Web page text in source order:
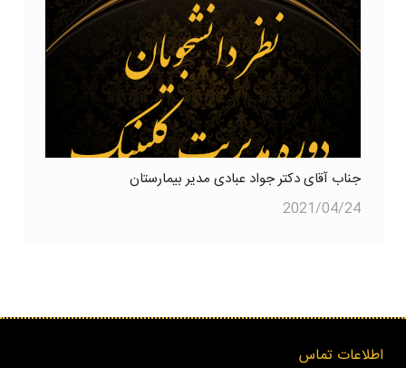
جناب آقای دکتر جواد عبادی مدیر بیمارستان
2021/04/24
اطلاعات تماس